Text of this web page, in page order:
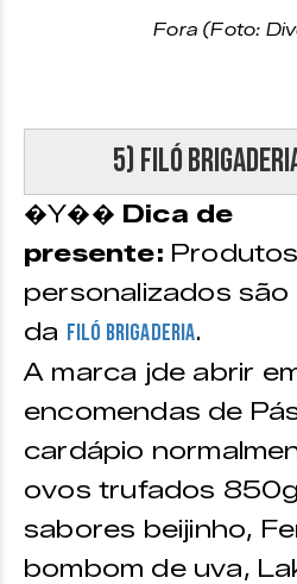
Fora (Foto:
5) Filó
�Y�� Dica de
presente:
personalizados
da Filó Brigaderia.
A marca jde abrir
encomendas de
cardápio
ovos trufados
sabores beijinho,
bombom de uva,